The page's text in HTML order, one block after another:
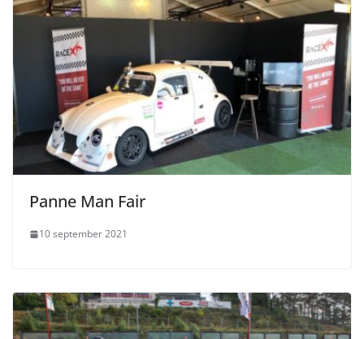
Panne Man Fair
10 september 2021